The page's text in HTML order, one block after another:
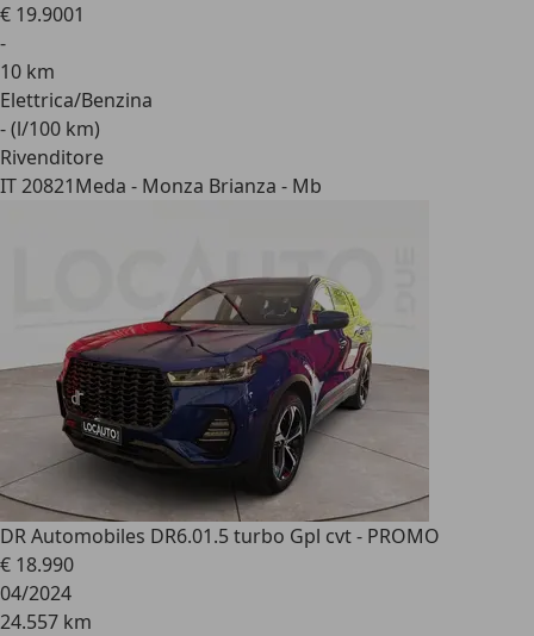
€ 19.9001
-
10 km
Elettrica/Benzina
- (l/100 km)
Rivenditore
IT 20821Meda - Monza Brianza - Mb
DR Automobiles DR6.01.5 turbo Gpl cvt - PROMO
€ 18.990
04/2024
24.557 km